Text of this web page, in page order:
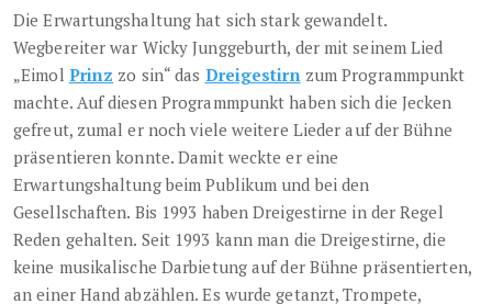
Die Erwartungshaltung hat sich stark gewandelt.
Wegbereiter war Wicky Junggeburth, der mit seinem Lied
„Eimol Prinz zo sin“ das Dreigestirn zum Programmpunkt
machte. Auf diesen Programmpunkt haben sich die Jecken
gefreut, zumal er noch viele weitere Lieder auf der Bühne
präsentieren konnte. Damit weckte er eine
Erwartungshaltung beim Publikum und bei den
Gesellschaften. Bis 1993 haben Dreigestirne in der Regel
Reden gehalten. Seit 1993 kann man die Dreigestirne, die
keine musikalische Darbietung auf der Bühne präsentierten,
an einer Hand abzählen. Es wurde getanzt, Trompete,